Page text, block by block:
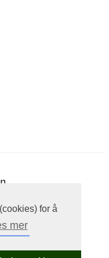
for å
mer